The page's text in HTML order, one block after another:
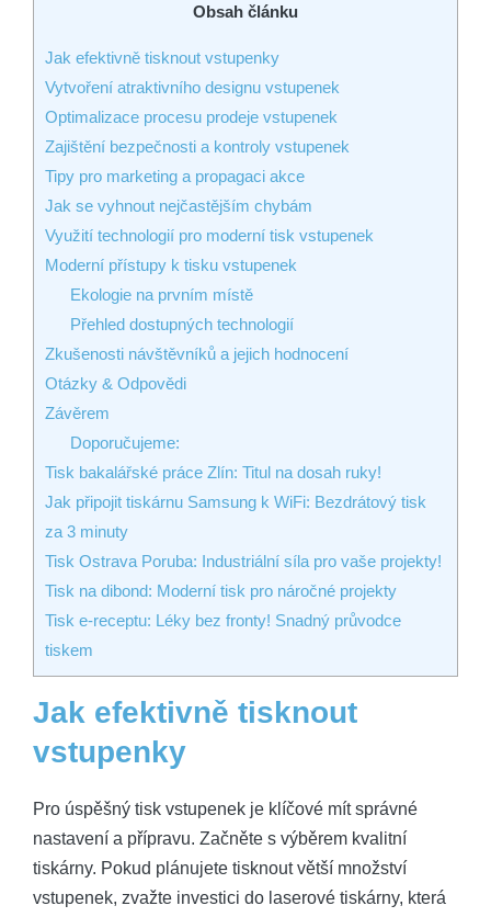
Obsah článku
Jak efektivně tisknout vstupenky
Vytvoření atraktivního designu vstupenek
Optimalizace procesu prodeje vstupenek
Zajištění bezpečnosti a kontroly vstupenek
Tipy pro marketing a propagaci akce
Jak se vyhnout nejčastějším chybám
Využití technologií pro moderní tisk vstupenek
Moderní přístupy k tisku vstupenek
Ekologie na prvním místě
Přehled dostupných technologií
Zkušenosti návštěvníků a jejich hodnocení
Otázky & Odpovědi
Závěrem
Doporučujeme:
Tisk bakalářské práce Zlín: Titul na dosah ruky!
Jak připojit tiskárnu Samsung k WiFi: Bezdrátový tisk
za 3 minuty
Tisk Ostrava Poruba: Industriální síla pro vaše projekty!
Tisk na dibond: Moderní tisk pro náročné projekty
Tisk e-receptu: Léky bez fronty! Snadný průvodce
tiskem
Jak efektivně tisknout
vstupenky
Pro úspěšný tisk vstupenek je klíčové mít správné
nastavení a přípravu. Začněte s výběrem kvalitní
tiskárny. Pokud plánujete tisknout větší množství
vstupenek, zvažte investici do laserové tiskárny, která